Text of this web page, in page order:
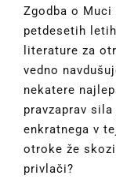
Zgodba o
petdesetih
literature za
vedno
nekatere
pravzaprav
enkratnega v
otroke že
privlači?